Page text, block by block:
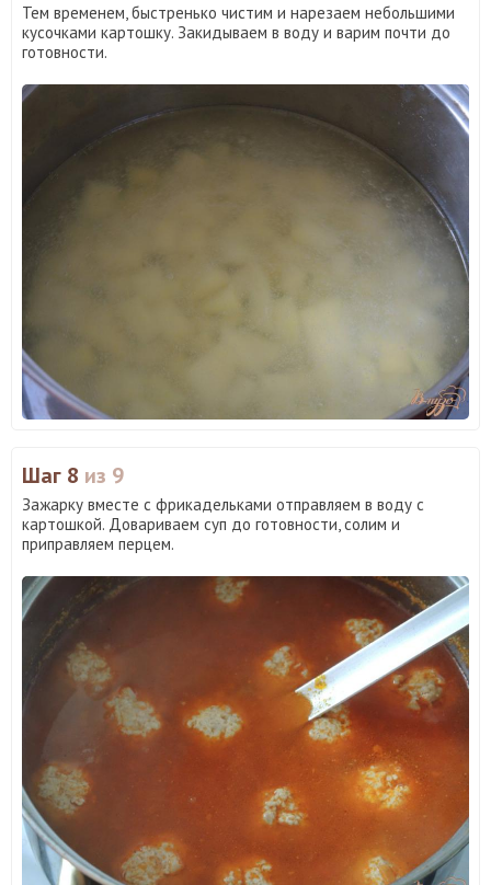
Тем временем, быстренько чистим и нарезаем небольшими
кусочками картошку. Закидываем в воду и варим почти до
готовности.
Шаг 8 из 9
Зажарку вместе с фрикадельками отправляем в воду с
картошкой. Довариваем суп до готовности, солим и
приправляем перцем.